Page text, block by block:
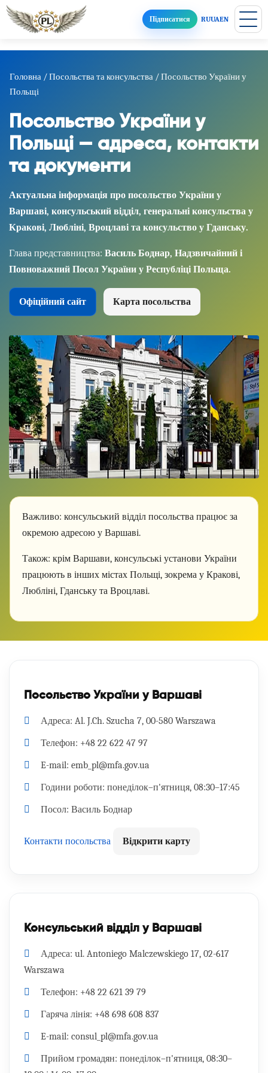
Підписатися RUUAEN
Головна /Посольства та консульства /Посольство України у
Польщі
Посольство України у
Польщі — адреса, контакти
та документи
Актуальна інформація про посольство України у
Варшаві, консульський відділ, генеральні консульства у
Кракові, Любліні, Вроцлаві та консульство у Гданську.
Глава представництва: Василь Боднар, Надзвичайний і
Повноважний Посол України у Республіці Польща.
Офіційний сайт Карта посольства
Важливо: консульський відділ посольства працює за
окремою адресою у Варшаві.
Також: крім Варшави, консульські установи України
працюють в інших містах Польщі, зокрема у Кракові,
Любліні, Гданську та Вроцлаві.
Посольство України у Варшаві
Адреса: Al. J.Ch. Szucha 7, 00-580 Warszawa
Телефон: +48 22 622 47 97
E-mail: emb_pl@mfa.gov.ua
Години роботи: понеділок–п'ятниця, 08:30–17:45
Посол: Василь Боднар
Контакти посольства Відкрити карту
Консульський відділ у Варшаві
Адреса: ul. Antoniego Malczewskiego 17, 02-617
Warszawa
Телефон: +48 22 621 39 79
Гаряча лінія: +48 698 608 837
E-mail: consul_pl@mfa.gov.ua
Прийом громадян: понеділок–п'ятниця, 08:30–